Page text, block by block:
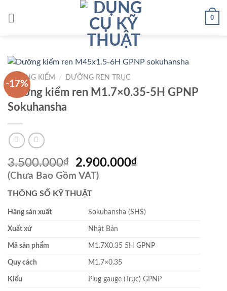
0
-17%
DƯỠNG KIỂM / DƯỠNG REN TRỤC
Dưỡng kiểm ren M1.7×0.35-5H GPNP
Sokuhansha
3.500.000₫
Giá
gốc
là:
3.500.000₫.
2.900.000₫Giá
2.900.000₫.
(Chưa Bao Gồm VAT)
THÔNG SỐ KỸ THUẬT
Hãng sản xuất Sokuhansha (SHS)
Xuất xứ Nhật Bản
Mã sản phẩm M1.7X0.35 5H GPNP
Quy cách M1.7×0.35
Kiểu Plug gauge (Trục) GPNP